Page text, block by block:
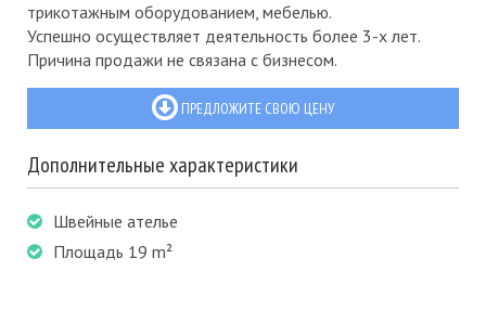
трикотажным оборудованием, мебелью.
Успешно осуществляет деятельность более 3-х лет.
Причина продажи не связана с бизнесом.
ПРЕДЛОЖИТЕ СВОЮ ЦЕНУ
Дополнительные характеристики
Швейные ателье
Площадь 19 m²